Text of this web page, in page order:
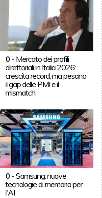
0 - Mercato dei profili
direttoriali in Italia 2026:
crescita record, ma pesano
il gap delle PMI e il
mismatch
0 -Samsung: nuove
tecnologie di memoria per
l'AI